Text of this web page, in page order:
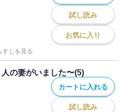
試し読み
お気に入り
すじを見る
の妻がいました〜(5)
カートに入れる
試し読み